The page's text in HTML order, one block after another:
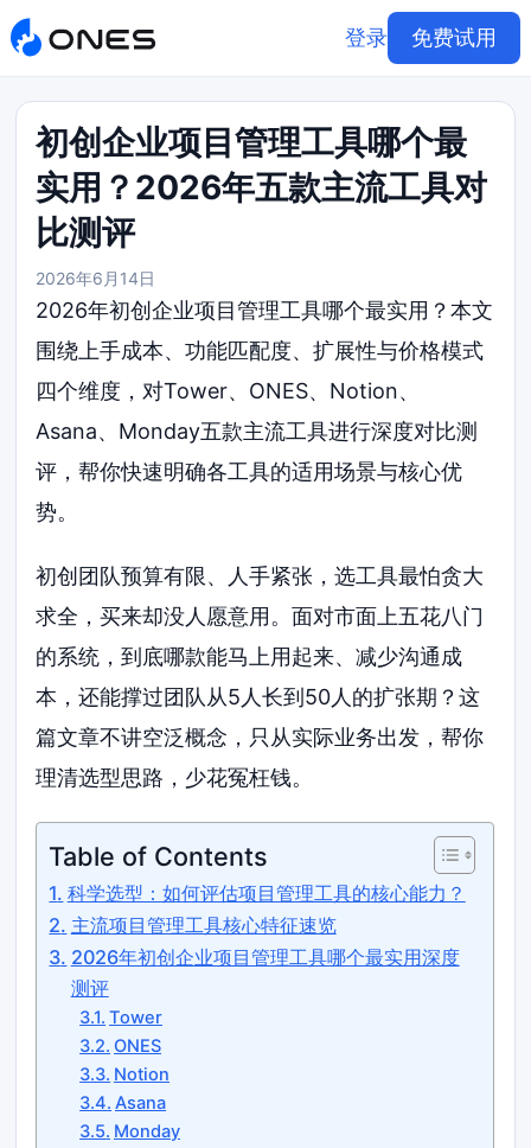
登录 免费试用
初创企业项目管理工具哪个最
实用？2026年五款主流工具对
比测评
2026年6月14日
2026年初创企业项目管理工具哪个最实用？本文
围绕上手成本、功能匹配度、扩展性与价格模式
四个维度，对Tower、ONES、Notion、
Asana、Monday五款主流工具进行深度对比测
评，帮你快速明确各工具的适用场景与核心优
势。
初创团队预算有限、人手紧张，选工具最怕贪大
求全，买来却没人愿意用。面对市面上五花八门
的系统，到底哪款能马上用起来、减少沟通成
本，还能撑过团队从5人长到50人的扩张期？这
篇文章不讲空泛概念，只从实际业务出发，帮你
理清选型思路，少花冤枉钱。
Table of Contents
科学选型：如何评估项目管理工具的核心能力？
主流项目管理工具核心特征速览
2026年初创企业项目管理工具哪个最实用深度
测评
Tower
ONES
Notion
Asana
Monday